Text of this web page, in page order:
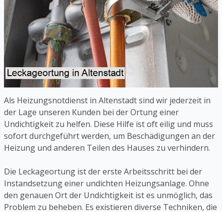
Als Heizungsnotdienst in Altenstadt sind wir jederzeit in
der Lage unseren Kunden bei der Ortung einer
Undichtigkeit zu helfen. Diese Hilfe ist oft eilig und muss
sofort durchgeführt werden, um Beschädigungen an der
Heizung und anderen Teilen des Hauses zu verhindern.
Die Leckageortung ist der erste Arbeitsschritt bei der
Instandsetzung einer undichten Heizungsanlage. Ohne
den genauen Ort der Undichtigkeit ist es unmöglich, das
Problem zu beheben. Es existieren diverse Techniken, die